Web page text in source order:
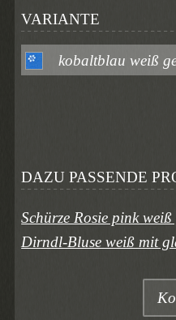
VARIANTE
kobaltblau weiß
DAZU PASSENDE
Schürze Rosie pink weiß
Dirndl-Bluse weiß mit